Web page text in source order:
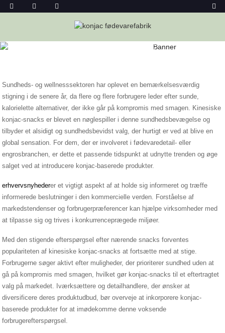
Hjem Nyheder
Fremkomsten Af ​​kinesiske Konjac-Snacks I
Sundheds- Og Wellnessbranchen
Sundheds- og wellnesssektoren har oplevet en bemærkelsesværdig
stigning i de senere år, da flere og flere forbrugere leder efter sunde,
kalorielette alternativer, der ikke går på kompromis med smagen. Kinesiske
konjac-snacks er blevet en nøglespiller i denne sundhedsbevægelse og
tilbyder et alsidigt og sundhedsbevidst valg, der hurtigt er ved at blive en
global sensation. For dem, der er involveret i fødevaredetail- eller
engrosbranchen, er dette et passende tidspunkt at udnytte trenden og øge
salget ved at introducere konjac-baserede produkter.
erhvervsnyhederer et vigtigt aspekt af at holde sig informeret og træffe
informerede beslutninger i den kommercielle verden. Forståelse af
markedstendenser og forbrugerpræferencer kan hjælpe virksomheder med
at tilpasse sig og trives i konkurrenceprægede miljøer.
Med den stigende efterspørgsel efter nærende snacks forventes
populariteten af ​​kinesiske konjac-snacks at fortsætte med at stige.
Forbrugerne søger aktivt efter muligheder, der prioriterer sundhed uden at
gå på kompromis med smagen, hvilket gør konjac-snacks til et eftertragtet
valg på markedet. Iværksættere og detailhandlere, der ønsker at
diversificere deres produktudbud, bør overveje at inkorporere konjac-
baserede produkter for at imødekomme denne voksende
forbrugerefterspørgsel.